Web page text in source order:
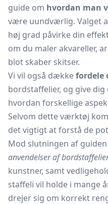
guide om hvordan man
være uundværlig. Valget
høj grad påvirke din
om du maler akvareller,
blot skaber skitser.
Vi vil også dækkefordele
bordstaffelier, og give
hvordan forskellige
Selvom dette værktøj
det vigtigt at forstå de
Mod slutningen af
anvendelser af
kunstner, samt
staffeli vil holde i mange
drejer sig om korrekt